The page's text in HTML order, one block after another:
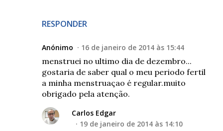
RESPONDER
Anónimo 16 de janeiro de 2014 às 15:44
menstruei no ultimo dia de dezembro...
gostaria de saber qual o meu periodo fertil
a minha menstruaçao é regular.muito
obrigado pela atenção.
Carlos Edgar
19 de janeiro de 2014 às 14:10